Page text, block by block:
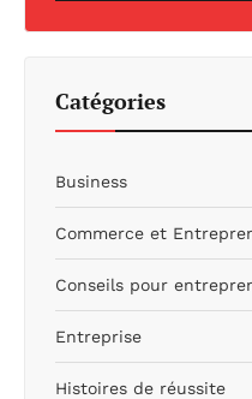
Catégories
Business
Commerce et
Conseils pour
Entreprise
Histoires de réussite